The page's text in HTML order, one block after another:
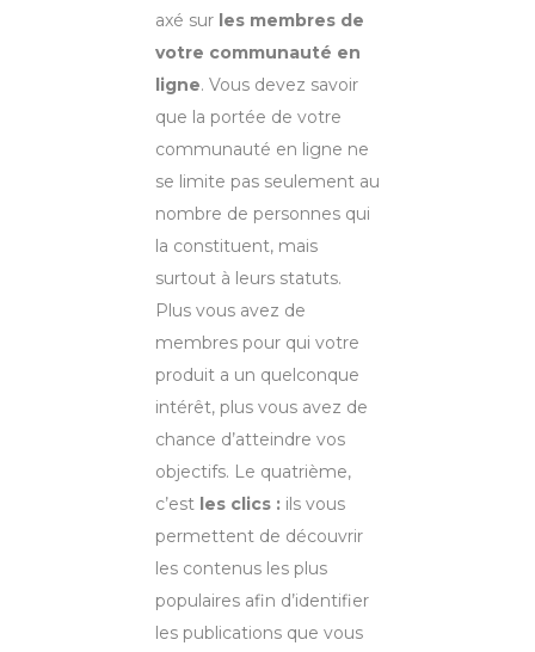
axé sur les membres de
votre communauté en
ligne. Vous devez savoir
que la portée de votre
communauté en ligne ne
se limite pas seulement au
nombre de personnes qui
la constituent, mais
surtout à leurs statuts.
Plus vous avez de
membres pour qui votre
produit a un quelconque
intérêt, plus vous avez de
chance d’atteindre vos
objectifs. Le quatrième,
c’est les clics : ils vous
permettent de découvrir
les contenus les plus
populaires afin d’identifier
les publications que vous